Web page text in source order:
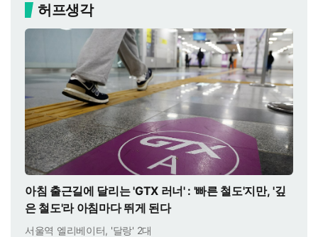
허프생각
아침 출근길에 달리는 'GTX 러너' : '빠른 철도'지만, '깊
은 철도'라 아침마다 뛰게 된다
서울역 엘리베이터, '달랑' 2대